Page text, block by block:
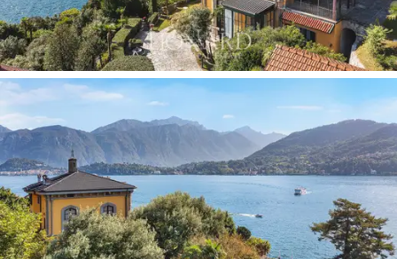
적인 느낌이 나는 프레스코 천장, 유색 유리로 된
예술적인 창문이 있습니다. 메자닌 층은 중앙 계단
을 중심으로 회전하는 원형 평면을 갖고 있으며,
호수가 내려다보이는 화려한 프렌치 창문을 통해
정원으로 직접 접근할 수 있는 대형 응접실로 구
성되어 있습니다. 환경은 별개의 공간으로 나누어
져 있으며 흰색 카라라 대리석 벽난로, 정글을 연
상시키는 부조 프리즈가 있는 천장, 기하학적 디자
인이 박힌 나무 바닥으로 장식되어 있습니다. 라운
지는 호수가 내려다보이는 아침에 휴식을 취하기